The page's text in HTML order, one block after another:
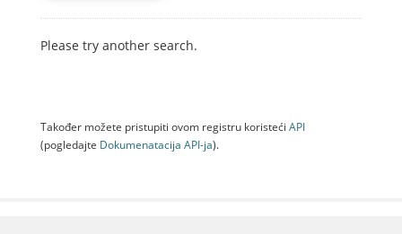
Please try another search.
Također možete pristupiti ovom registru koristeći API
(pogledajte Dokumenаtаcijа API-jа).